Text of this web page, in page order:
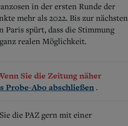
in der ersten Runde der
mehr als 2022. Bis zur nächsten
Paris spürt, dass die Stimmung
realen Möglichkeit.
Sie die Zeitung näher
Probe-Abo abschließen .
die PAZ gern mit einer